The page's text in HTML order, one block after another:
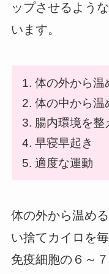
ップさせるよう
います。
体の外から温
体の中から温
腸内環境を整
早寝早起き
適度な運動
体の外から温め
い捨てカイロを
免疫細胞の６～